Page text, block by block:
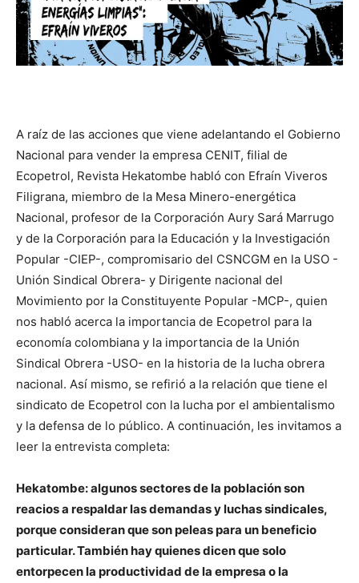
A raíz de las acciones que viene adelantando el Gobierno
Nacional para vender la empresa CENIT, filial de
Ecopetrol, Revista Hekatombe habló con Efraín Viveros
Filigrana, miembro de la Mesa Minero-energética
Nacional, profesor de la Corporación Aury Sará Marrugo
y de la Corporación para la Educación y la Investigación
Popular -CIEP-, compromisario del CSNCGM en la USO -
Unión Sindical Obrera- y Dirigente nacional del
Movimiento por la Constituyente Popular -MCP-, quien
nos habló acerca la importancia de Ecopetrol para la
economía colombiana y la importancia de la Unión
Sindical Obrera -USO- en la historia de la lucha obrera
nacional. Así mismo, se refirió a la relación que tiene el
sindicato de Ecopetrol con la lucha por el ambientalismo
y la defensa de lo público. A continuación, les invitamos a
leer la entrevista completa:
Hekatombe: algunos sectores de la población son
reacios a respaldar las demandas y luchas sindicales,
porque consideran que son peleas para un beneficio
particular. También hay quienes dicen que solo
entorpecen la productividad de la empresa o la